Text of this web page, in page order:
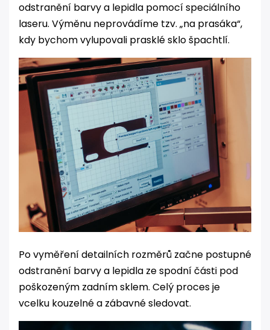
odstranění barvy a lepidla pomocí speciálního
laseru. Výměnu neprovádíme tzv. „na prasáka“,
kdy bychom vylupovali prasklé sklo špachtlí.
Po vyměření detailních rozměrů začne postupné
odstranění barvy a lepidla ze spodní části pod
poškozeným zadním sklem. Celý proces je
vcelku kouzelné a zábavné sledovat.